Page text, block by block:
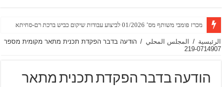
מכרז פומבי משותף מס’ 01/2026 לביצוע עבודות שיקום כביש ברכת רם-סחיתא
הזמנה להגשת הצעות מחיר למתן שירותי מדידת מצב קיים לצורך תכנון מפורט
الرئيسية / المجلس المحلي / הודעה בדבר הפקדת תכנית מתאר מקומית מספר
219-0714907
הודעה בדבר הפקדת תכנית מתאר